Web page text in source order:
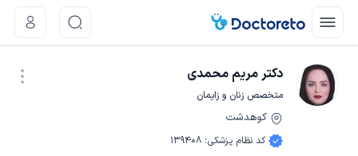
دکتر مریم محمدی
متخصص زنان و زایمان
کوهدشت
کد نظام پزشکی:
139408